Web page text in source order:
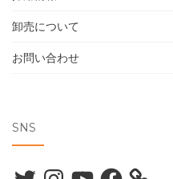
卸売について
お問い合わせ
SNS
TwitterInstagramYouTubeFacebook